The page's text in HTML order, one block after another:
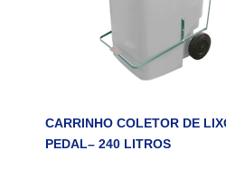
CARRINHO COLETOR DE
PEDAL– 240 LITROS